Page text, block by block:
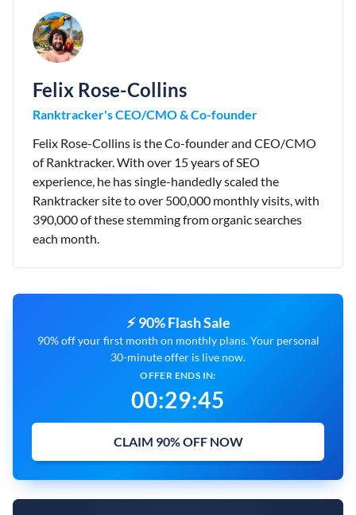
Felix Rose-Collins
Ranktracker's CEO/CMO & Co-founder
Felix Rose-Collins is the Co-founder and CEO/CMO
of Ranktracker. With over 15 years of SEO
experience, he has single-handedly scaled the
Ranktracker site to over 500,000 monthly visits, with
390,000 of these stemming from organic searches
each month.
⚡ 90% Flash Sale
90% off your first month on monthly plans. Your personal
30-minute offer is live now.
OFFER ENDS IN:
00:29:44
CLAIM 90% OFF NOW